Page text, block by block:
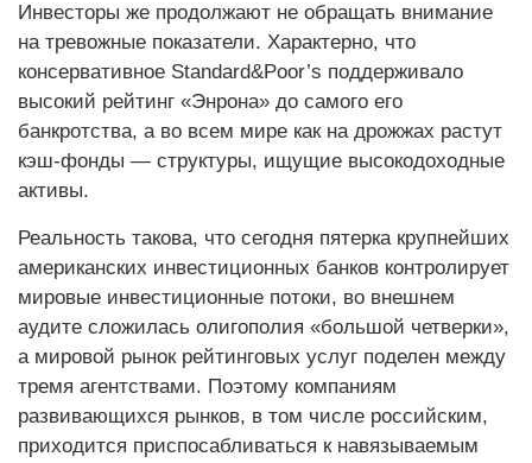
Инвесторы же продолжают не обращать внимание
на тревожные показатели. Характерно, что
консервативное Standard&Poor’s поддерживало
высокий рейтинг «Энрона» до самого его
банкротства, а во всем мире как на дрожжах растут
кэш-фонды — структуры, ищущие высокодоходные
активы.
Реальность такова, что сегодня пятерка крупнейших
американских инвестиционных банков контролирует
мировые инвестиционные потоки, во внешнем
аудите сложилась олигополия «большой четверки»,
а мировой рынок рейтинговых услуг поделен между
тремя агентствами. Поэтому компаниям
развивающихся рынков, в том числе российским,
приходится приспосабливаться к навязываемым